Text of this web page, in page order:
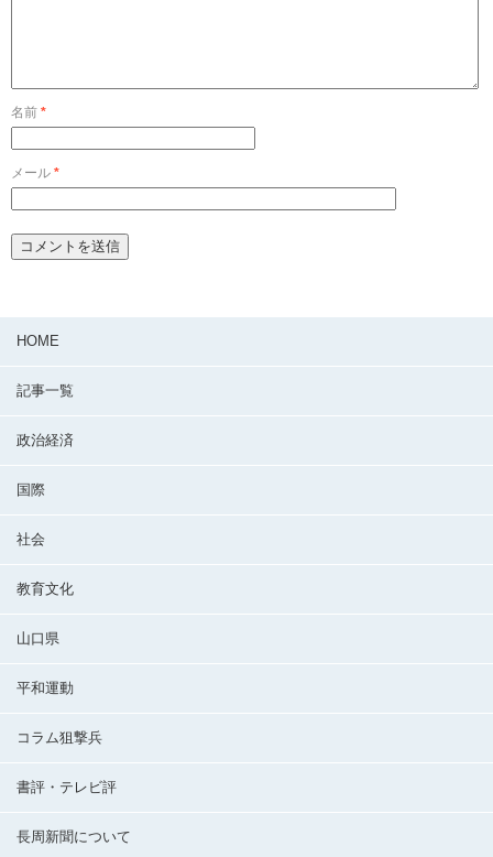
名前 *
メール *
HOME
記事一覧
政治経済
国際
社会
教育文化
山口県
平和運動
コラム狙撃兵
書評・テレビ評
長周新聞について